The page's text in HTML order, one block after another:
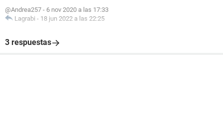
@Andrea257 - 6 nov 2020 a las 17:33
Lagrabi - 18 jun 2022 a las 22:25
3 respuestas